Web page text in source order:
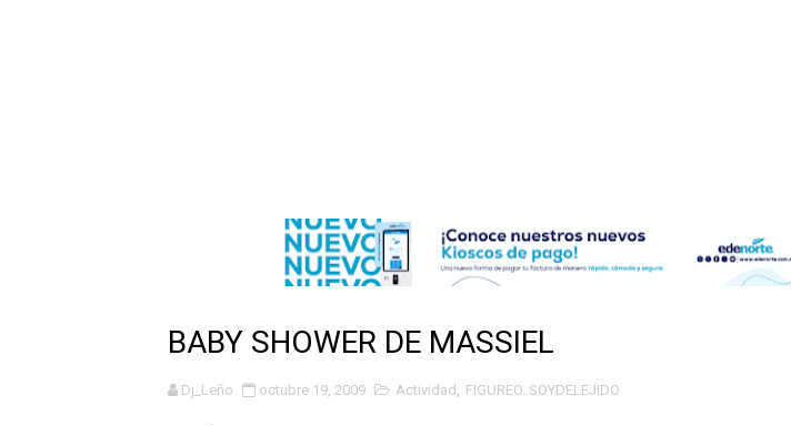
El precio del brent cayó un 7,05 % a 83,77 dólares por
Incendio en Grecia quema 12,600 hectáreas y obliga a nuevas
Pacheman apuesta por la evolución del merengue típico
BABY SHOWER DE MASSIEL
Dj_Leño octubre 19, 2009 Actividad , FIGUREO..SOYDELEJIDO